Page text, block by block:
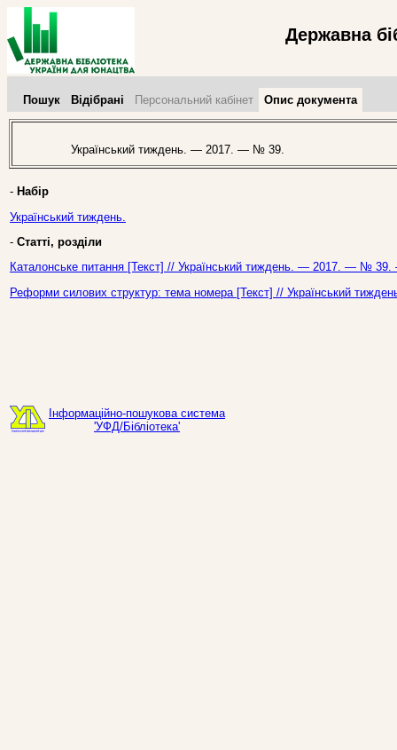
Державна
Пошук Відібрані Персональний кабінет Опис документа
Український тиждень. — 2017. — № 39.
- Набір
Український тиждень.
- Статті, розділи
Каталонське питання [Текст] // Український тиждень. — 2017. — №
Реформи силових структур: тема номера [Текст] // Український
Інформаційно-пошукова система
'УФД/Бібліотека'